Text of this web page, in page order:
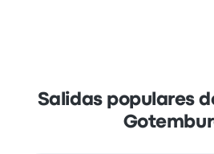
Salidas populares